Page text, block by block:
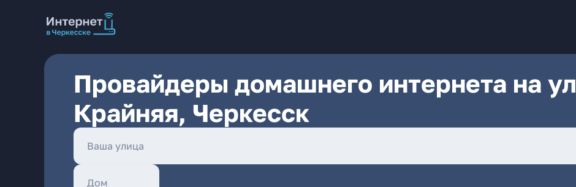
Провайдеры домашнего интернета на ул
Крайняя, Черкесск